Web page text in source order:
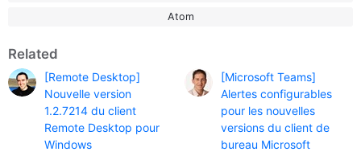
Atom
Related
[Remote Desktop]
Nouvelle version
1.2.7214 du client
Remote Desktop pour
Windows
[Microsoft Teams]
Alertes configurables
pour les nouvelles
versions du client de
bureau Microsoft